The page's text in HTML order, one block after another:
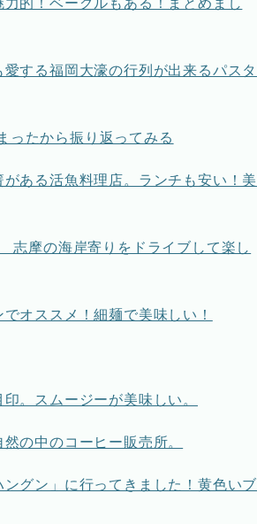
的！ベーグルもある！まとめまし
する福岡大濠の行列が出来るパスタ
ったから振り返ってみる
ある活魚料理店。ランチも安い！美
摩の海岸寄りをドライブして楽し
オススメ！細麺で美味しい！
。スムージーが美味しい。
の中のコーヒー販売所。
グン」に行ってきました！黄色いブ